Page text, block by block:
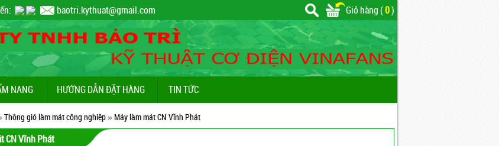
baotri.kythuat@gmail.com Giỏ hàng (0)
NANG HƯỚNG DẪN ĐẶT HÀNG TIN TỨC
Thông gió làm mát công nghiệp» Máy làm mát CN Vĩnh Phát
CN Vĩnh Phát